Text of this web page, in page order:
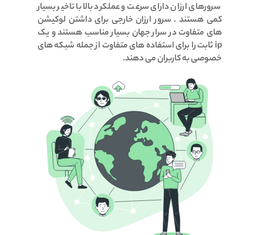
سرورهای ارزان دارای سرعت و عملکرد بالا با تاخیر بسیار
کمی هستند . سرور ارزان خارجی برای داشتن لوکیشن
های متفاوت در سرار جهان بسیار مناسب هستند و یک
ip ثابت را برای استفاده های متفاوت از جمله شبکه های
خصوصی به کاربران می دهند.